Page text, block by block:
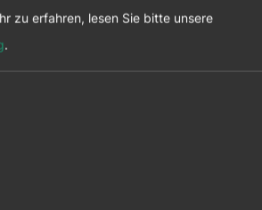
erlebbar.
die Teilnehmenden
des Alpenzoos, eine
zu erfahren, lesen Sie bitte unsere
.